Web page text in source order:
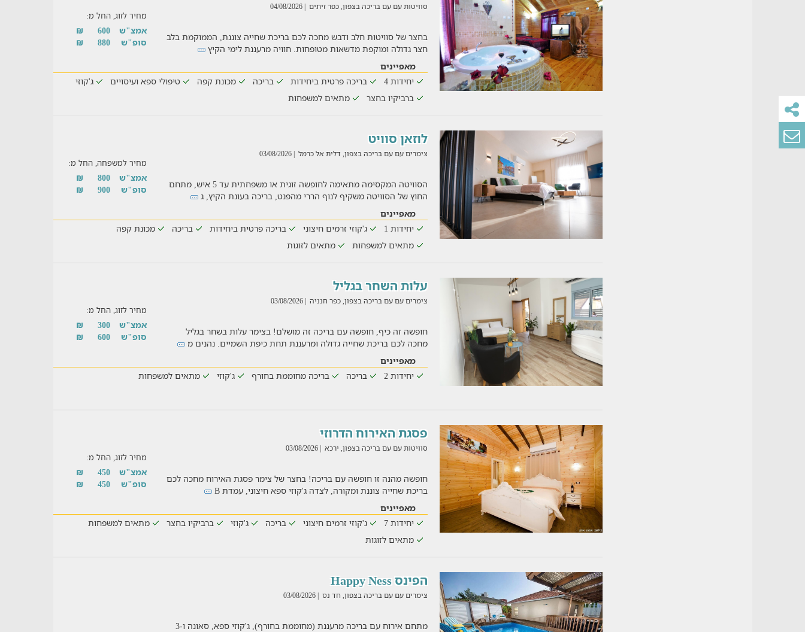
סוויטות עם עם בריכה בצפון, כפר זיתים | 04/08/2026
בחצר של סוויטות חלב ודבש מחכה לכם בריכת שחייה צוננת, הממוקמת בלב
חצר גדולה ומוקפת מדשאות מטופחות. חוויה מרעננת לימי הקיץ
מחיר לזוג, החל מ:
אמצ"ש 600
₪
סופ"ש
880
₪
מאפיינים
יחידות 4
בריכה פרטית ביחידות בריכה מכונת קפה טיפולי ספא ועיסויים
ג'קוזי
ברביקיו בחצר
מתאים למשפחות
לוזאן סוויט
צימרים עם עם בריכה בצפון, דלית אל כרמל | 03/08/2026
הסוויטה המקסימה מתאימה לחופשה זוגית או משפחתית עד 5 איש, מתחם
החוץ של הסוויטה משקיף לנוף הררי מהפנט, בריכה בעונת הקיץ, ג
מחיר למשפחה, החל מ:
אמצ"ש 800
₪
סופ"ש
900
₪
מאפיינים
יחידות 1
ג'קוזי זרמים חיצוני בריכה פרטית ביחידות בריכה
מכונת קפה
מתאים למשפחות
מתאים לזוגות
עלות השחר בגליל
צימרים עם עם בריכה בצפון, כפר חנניה | 03/08/2026
חופשה זה כיף, חופשה עם בריכה זה מושלם! בצימר עלות בשחר בגליל
מחכה לכם בריכת שחייה גדולה ומרעננת תחת כיפת השמיים. נהנים מ
מחיר לזוג, החל מ:
אמצ"ש 300
₪
סופ"ש
600
₪
מאפיינים
יחידות 2
בריכה בריכה מחוממת בחורף ג'קוזי מתאים למשפחות
פסגת האירוח הדרוזי
סוויטות עם עם בריכה בצפון, ירכא | 03/08/2026
חופשה מהנה זו חופשה עם בריכה! בחצר של צימר פסגת האירוח מחכה לכם
בריכת שחייה צוננת ומקורה, לצדה ג'קוזי ספא חיצוני, עמדת B
מחיר לזוג, החל מ:
אמצ"ש 450
₪
סופ"ש
450
₪
מאפיינים
יחידות 7
ג'קוזי זרמים חיצוני בריכה ג'קוזי ברביקיו בחצר
מתאים למשפחות
מתאים לזוגות
הפינס Happy Ness
צימרים עם עם בריכה בצפון, חד נס | 03/08/2026
מתחם אירוח עם בריכה מרעננת (מחוממת בחורף), ג'קוזי ספא, סאונה ו-3